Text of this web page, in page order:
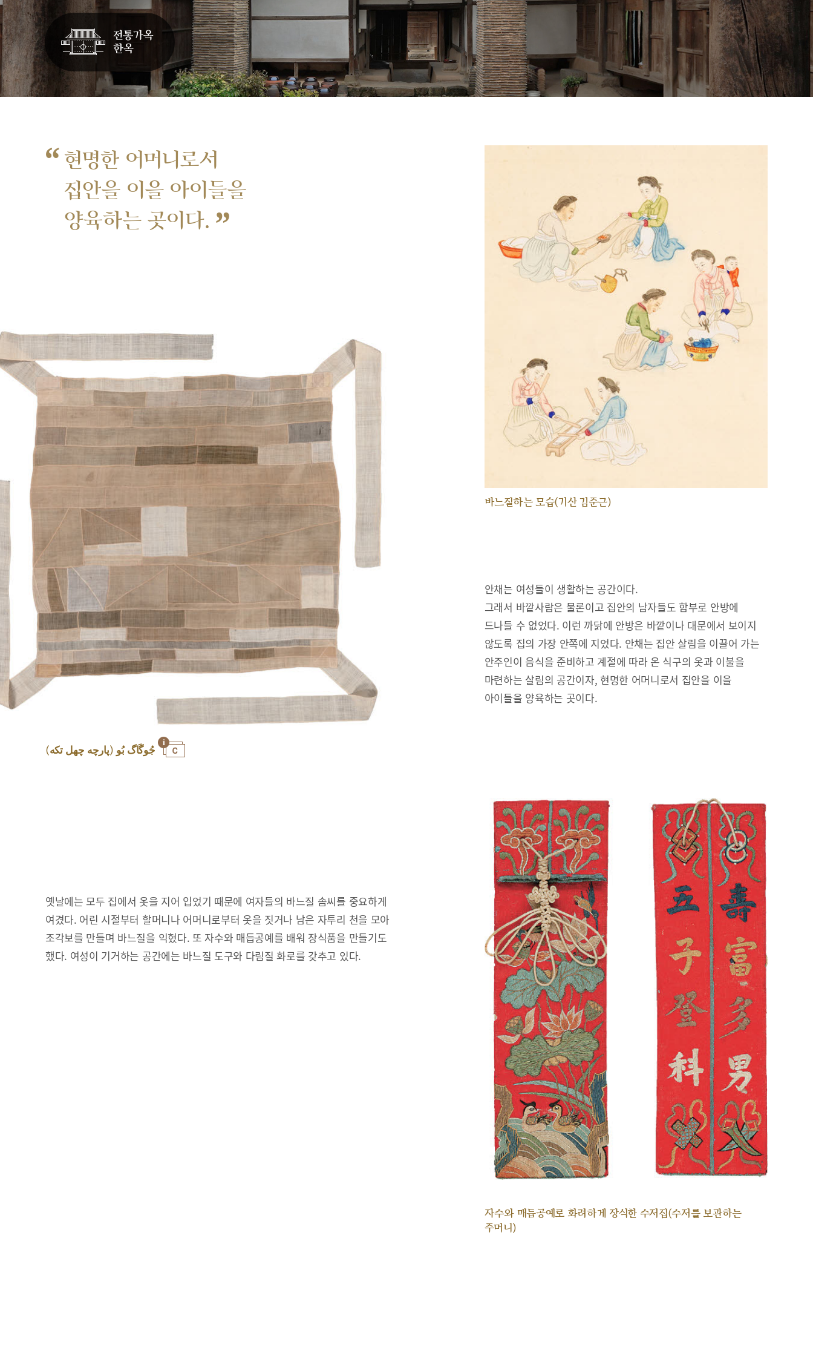
“ 현명한 어머니로서
집안을 이을 아이들을
양육하는 곳이다. ”
바느질하는 모습(기산 김준근)
안채는 여성들이 생활하는 공간이다.
그래서 바깥사람은 물론이고 집안의 남자들도 함부로 안방에
드나들 수 없었다. 이런 까닭에 안방은 바깥이나 대문에서 보이지
않도록 집의 가장 안쪽에 지었다. 안채는 집안 살림을 이끌어 가는
안주인이 음식을 준비하고 계절에 따라 온 식구의 옷과 이불을
마련하는 살림의 공간이자, 현명한 어머니로서 집안을 이을
아이들을 양육하는 곳이다.
옛날에는 모두 집에서 옷을 지어 입었기 때문에 여자들의 바느질 솜씨를 중요하게
여겼다. 어린 시절부터 할머니나 어머니로부터 옷을 짓거나 남은 자투리 천을 모아
조각보를 만들며 바느질을 익혔다. 또 자수와 매듭공예를 배워 장식품을 만들기도
했다. 여성이 기거하는 공간에는 바느질 도구와 다림질 화로를 갖추고 있다.
자수와 매듭공예로 화려하게 장식한 수저집(수저를 보관하는
주머니)